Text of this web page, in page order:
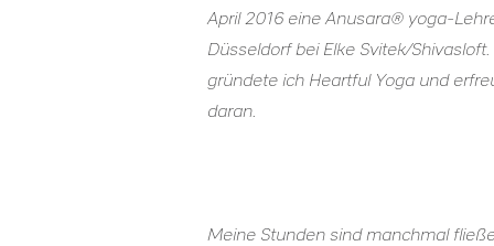
April 2016 eine Anusara® yoga-
Düsseldorf bei Elke Svitek/
gründete ich Heartful Yoga und
daran.
Meine Stunden sind manchmal